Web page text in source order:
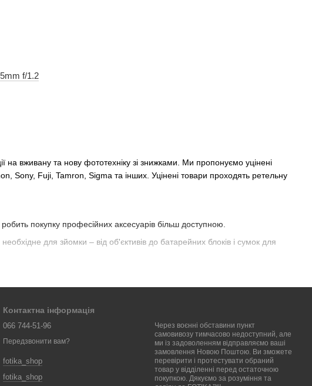
на вживану та нову фототехніку зі знижками. Ми пропонуємо уцінені
Sony, Fuji, Tamron, Sigma та інших. Уцінені товари проходять ретельну
покупку професійних аксесуарів більш доступною.
для зйомки – від об'єктивів до батарейних блоків і сумок для
чекають на вас у розділі уцінених товарів на FOTIKA™!
f/1.2
Контактна інформація
066 744-51-96
Передзвонити вам?
fotika_shop
fotika_shop
Через воєнні обставини пункт
самовивозу тимчасово недоступний, але
ми із задоволенням відправляємо ваші
замовлення Новою Поштою. Ви зможете
перевірити і протестувати обраний
товар у відділенні перед остаточною
покупкою. Дякуємо за розуміння та